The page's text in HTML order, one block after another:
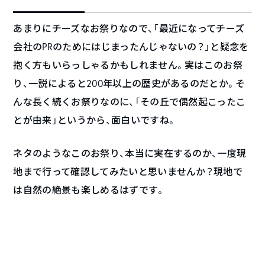
あまりにチーズなお祭りなので、「最近になってチーズ
会社のPRのためにはじまったんじゃないの？」と疑念を
抱く方もいらっしゃるかもしれません。実はこのお祭
り、一説によると200年以上の歴史があるのだとか。そ
んな長く続くお祭りなのに、「その丘で偶然起こったこ
とが由来」というから、面白いですね。
ネタのようなこのお祭り、本当に実在するのか、一度現
地まで行って確認してみたいと思いませんか？現地で
は自然の絶景も楽しめるはずです。